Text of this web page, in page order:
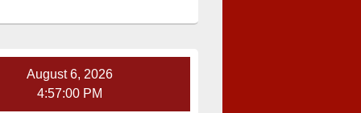
August 6, 2026
4:57:01 PM